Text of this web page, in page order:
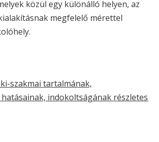
közül egy különálló helyen, az
megfelelő mérettel
szakmai tartalmának,
indokoltságának részletes